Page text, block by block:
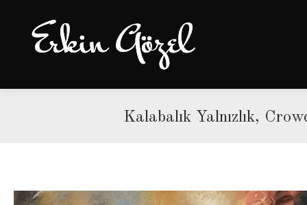
Kalabalık Yalnızlık,